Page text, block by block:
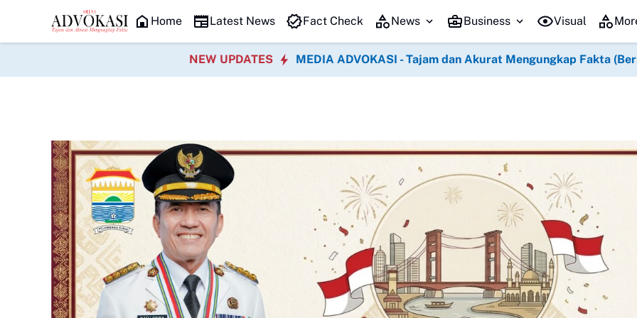
HEADLINE Semangat Kemerdekaan
Home Latest News Fact Check News Business Visual
NEW UPDATES MEDIA ADVOKASI - Tajam dan Akurat Mengungkap Fakta